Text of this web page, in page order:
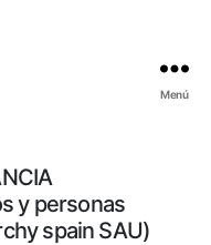
Menú
y personas
spain SAU)